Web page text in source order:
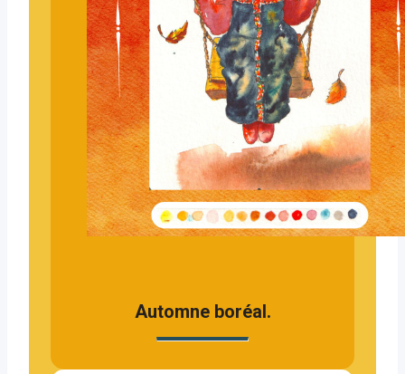
Automne boréal.